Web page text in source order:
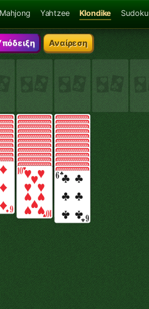
Mahjong Yahtzee Klondike Sudoku
Αναίρεση